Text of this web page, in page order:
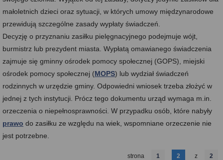
małoletnich dzieci oraz sytuacji, w których umowy międzynarodowe
przewidują szczególne zasady wypłaty świadczeń.
Decyzję o przyznaniu zasiłku pielęgnacyjnego podejmuje wójt,
burmistrz lub prezydent miasta. Wypłatą omawianego świadczenia
zajmuje się gminny ośrodek pomocy społecznej (GOPS), miejski
ośrodek pomocy społecznej (MOPS) lub wydział świadczeń
rodzinnych w urzędzie gminy. Odpowiedni wniosek trzeba złożyć w
jednej z tych instytucji. Prócz tego dokumentu urząd wymaga m.in.
orzeczenia o niepełnosprawności. W przypadku osób, które nabyły
prawo do zasiłku ze względu na wiek, wspomniane orzeczenie nie
jest potrzebne.
strona 1 2 z 2